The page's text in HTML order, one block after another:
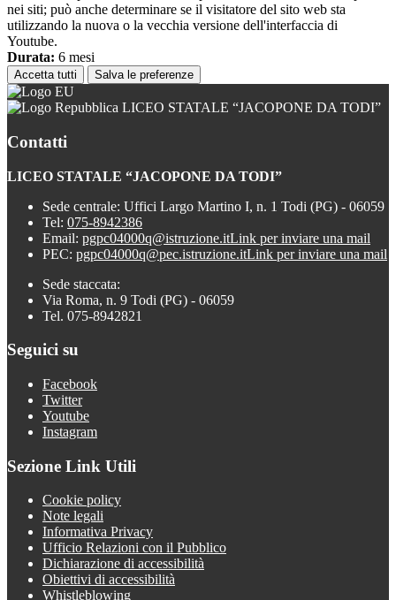
nei siti; può anche determinare se il visitatore del sito web sta
utilizzando la nuova o la vecchia versione dell'interfaccia di
Youtube.
Durata: 6 mesi
Accetta tutti Salva le preferenze
LICEO STATALE “JACOPONE DA TODI”
Contatti
LICEO STATALE “JACOPONE DA TODI”
Sede centrale: Uffici Largo Martino I, n. 1 Todi (PG) - 06059
Tel: 075-8942386
Email: pgpc04000q@istruzione.itLink per inviare una mail
PEC: pgpc04000q@pec.istruzione.itLink per inviare una mail
Sede staccata:
Via Roma, n. 9 Todi (PG) - 06059
Tel. 075-8942821
Seguici su
Facebook
Twitter
Youtube
Instagram
Sezione Link Utili
Cookie policy
Note legali
Informativa Privacy
Ufficio Relazioni con il Pubblico
Dichiarazione di accessibilità
Obiettivi di accessibilità
Whistleblowing